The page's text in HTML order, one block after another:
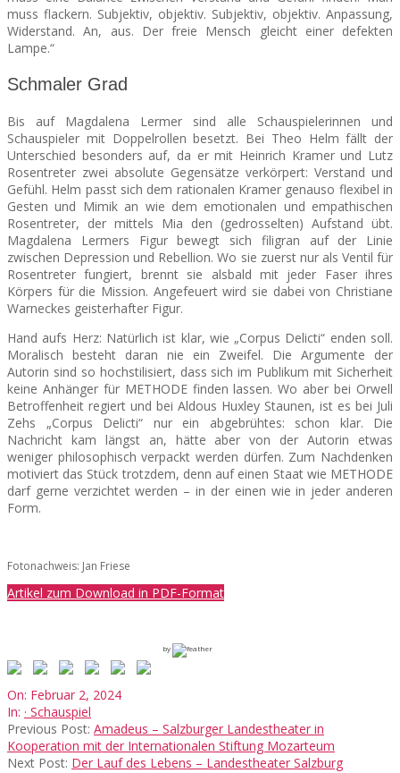
muss flackern. Subjektiv, objektiv. Subjektiv, objektiv. Anpassung,
Widerstand. An, aus. Der freie Mensch gleicht einer defekten
Lampe.“
Schmaler Grad
Bis auf Magdalena Lermer sind alle Schauspielerinnen und
Schauspieler mit Doppelrollen besetzt. Bei Theo Helm fällt der
Unterschied besonders auf, da er mit Heinrich Kramer und Lutz
Rosentreter zwei absolute Gegensätze verkörpert: Verstand und
Gefühl. Helm passt sich dem rationalen Kramer genauso flexibel in
Gesten und Mimik an wie dem emotionalen und empathischen
Rosentreter, der mittels Mia den (gedrosselten) Aufstand übt.
Magdalena Lermers Figur bewegt sich filigran auf der Linie
zwischen Depression und Rebellion. Wo sie zuerst nur als Ventil für
Rosentreter fungiert, brennt sie alsbald mit jeder Faser ihres
Körpers für die Mission. Angefeuert wird sie dabei von Christiane
Warneckes geisterhafter Figur.
Hand aufs Herz: Natürlich ist klar, wie „Corpus Delicti“ enden soll.
Moralisch besteht daran nie ein Zweifel. Die Argumente der
Autorin sind so hochstilisiert, dass sich im Publikum mit Sicherheit
keine Anhänger für METHODE finden lassen. Wo aber bei Orwell
Betroffenheit regiert und bei Aldous Huxley Staunen, ist es bei Juli
Zehs „Corpus Delicti“ nur ein abgebrühtes: schon klar. Die
Nachricht kam längst an, hätte aber von der Autorin etwas
weniger philosophisch verpackt werden dürfen. Zum Nachdenken
motiviert das Stück trotzdem, denn auf einen Staat wie METHODE
darf gerne verzichtet werden – in der einen wie in jeder anderen
Form.
Fotonachweis: Jan Friese
Artikel zum Download in PDF-Format
by
2024-
02-
02
On: Februar 2, 2024
In: · Schauspiel
Previous Post: Amadeus – Salzburger Landestheater in
Kooperation mit der Internationalen Stiftung Mozarteum
Next Post: Der Lauf des Lebens – Landestheater Salzburg